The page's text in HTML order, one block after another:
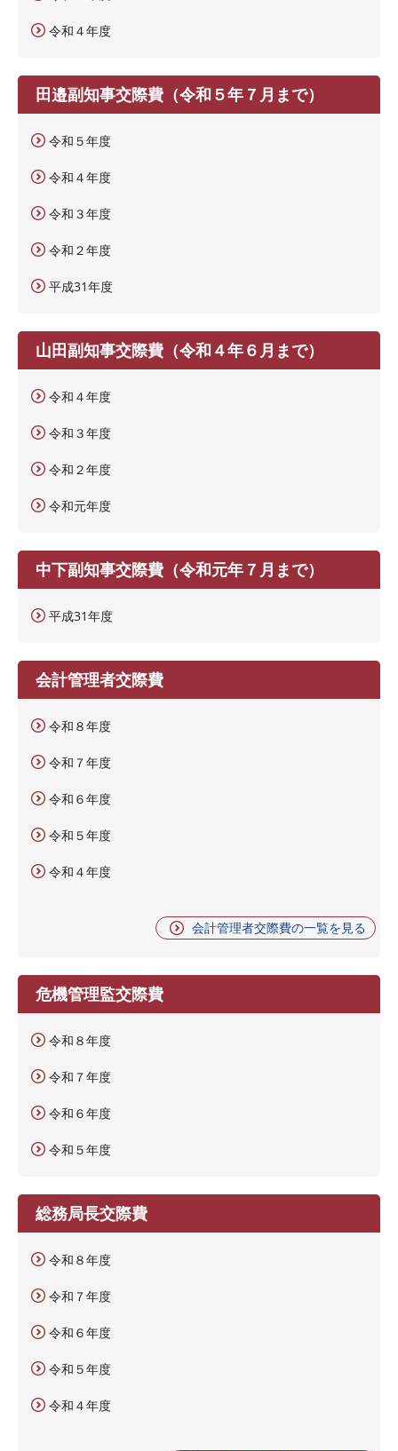
令和４年度
田邉副知事交際費（令和５年７月まで）
令和５年度
令和４年度
令和３年度
令和２年度
平成31年度
山田副知事交際費（令和４年６月まで）
令和４年度
令和３年度
令和２年度
令和元年度
中下副知事交際費（令和元年７月まで）
平成31年度
会計管理者交際費
令和８年度
令和７年度
令和６年度
令和５年度
令和４年度
会計管理者交際費の一覧を見る
危機管理監交際費
令和８年度
令和７年度
令和６年度
令和５年度
総務局長交際費
令和８年度
令和７年度
令和６年度
令和５年度
令和４年度